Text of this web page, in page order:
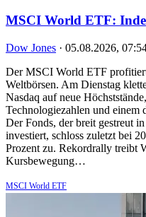
MSCI World ETF:
Dow Jones · 05.08.2026,
Der MSCI World ETF
Weltbörsen. Am Dienstag
Nasdaq auf neue
Technologiezahlen und einem
Der Fonds, der breit gestreut
investiert, schloss zuletzt bei
Prozent zu. Rekordrally treibt
Kursbewegung…
MSCI World ETF